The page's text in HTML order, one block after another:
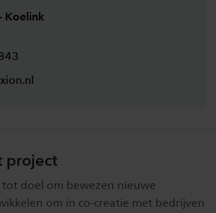
Koelink
project
doel om bewezen nieuwe
om in co-creatie met bedrijven